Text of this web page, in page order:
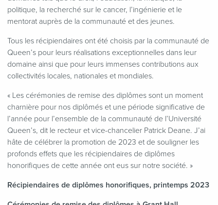
politique, la recherché sur le cancer, l’ingénierie et le
mentorat auprès de la communauté et des jeunes.
Tous les récipiendaires ont été choisis par la communauté de
Queen’s pour leurs réalisations exceptionnelles dans leur
domaine ainsi que pour leurs immenses contributions aux
collectivités locales, nationales et mondiales.
« Les cérémonies de remise des diplômes sont un moment
charnière pour nos diplômés et une période significative de
l’année pour l’ensemble de la communauté de l’Université
Queen’s, dit le recteur et vice-chancelier Patrick Deane. J’ai
hâte de célébrer la promotion de 2023 et de souligner les
profonds effets que les récipiendaires de diplômes
honorifiques de cette année ont eus sur notre société. »
Récipiendaires de diplômes honorifiques, printemps 2023